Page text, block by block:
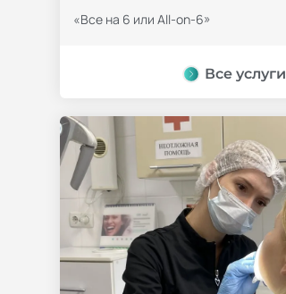
«Все на 6 или All-on-6»
Все услуги